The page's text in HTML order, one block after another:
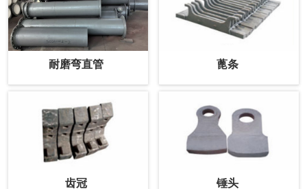
耐磨弯直管 蓖条
齿冠 锤头